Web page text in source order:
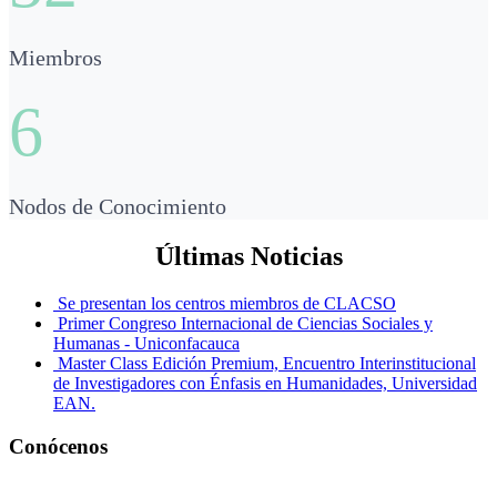
Miembros
6
Nodos de Conocimiento
Últimas Noticias
Se presentan los centros miembros de CLACSO
Primer Congreso Internacional de Ciencias Sociales y
Humanas - Uniconfacauca
Master Class Edición Premium, Encuentro Interinstitucional
de Investigadores con Énfasis en Humanidades, Universidad
EAN.
Conócenos